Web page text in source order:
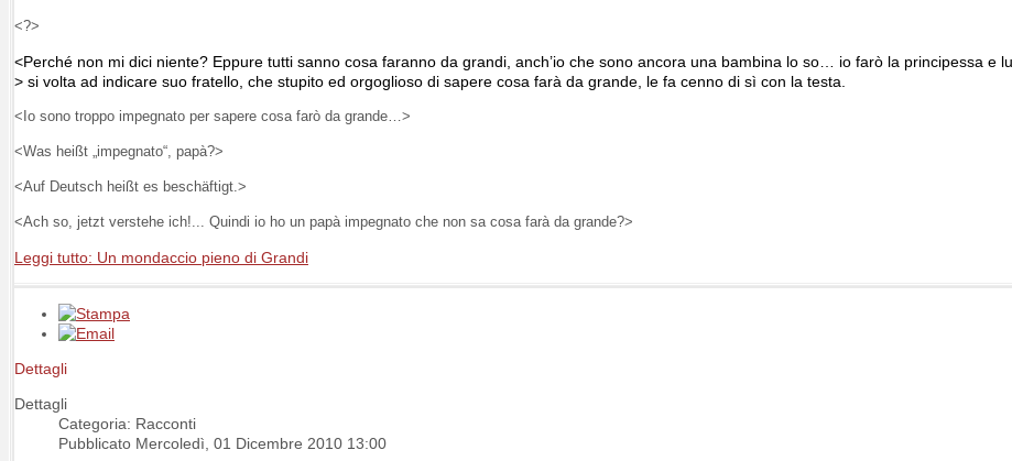
<?>
<Perché non mi dici niente? Eppure tutti sanno cosa faranno da grandi, anch’io che sono ancora una bambina lo so… io farò la principessa e
> si volta ad indicare suo fratello, che stupito ed orgoglioso di sapere cosa farà da grande, le fa cenno di sì con la testa.
<Io sono troppo impegnato per sapere cosa farò da grande…>
<Was heißt „impegnato“, papà?>
<Auf Deutsch heißt es beschäftigt.>
<Ach so, jetzt verstehe ich!... Quindi io ho un papà impegnato che non sa cosa farà da grande?>
Leggi tutto: Un mondaccio pieno di Grandi
Dettagli
Dettagli
Categoria: Racconti
Pubblicato Mercoledì, 01 Dicembre 2010 13:00